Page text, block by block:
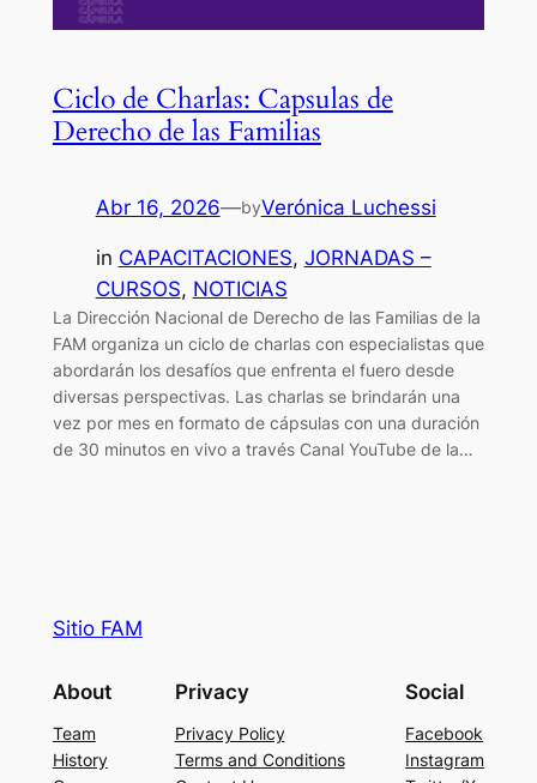
Ciclo de Charlas: Capsulas de
Derecho de las Familias
Abr 16, 2026—byVerónica Luchessi
in CAPACITACIONES, JORNADAS –
CURSOS, NOTICIAS
La Dirección Nacional de Derecho de las Familias de la
FAM organiza un ciclo de charlas con especialistas que
abordarán los desafíos que enfrenta el fuero desde
diversas perspectivas. Las charlas se brindarán una
vez por mes en formato de cápsulas con una duración
de 30 minutos en vivo a través Canal YouTube de la…
Sitio FAM
About
Team
History
Privacy
Privacy Policy
Terms and Conditions
Social
Facebook
Instagram